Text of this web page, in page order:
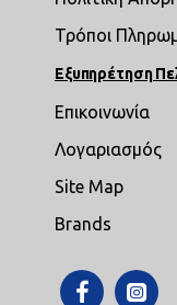
Τρόποι
Εξυπηρέτηση
Επικοινωνία
Λογαριασμός
Site Map
Brands